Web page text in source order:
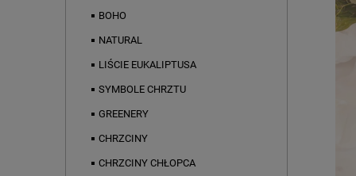
BOHO
NATURAL
LIŚCIE EUKALIPTUSA
SYMBOLE CHRZTU
GREENERY
CHRZCINY
CHRZCINY CHŁOPCA